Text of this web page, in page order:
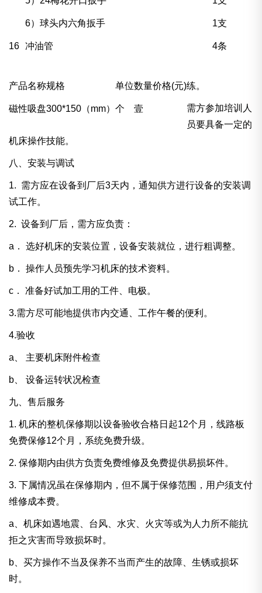
6）球头内六角扳手 1支
16 冲油管 4条
产品名称规格 单位数量价格(元)
磁性吸盘300*150（mm）个 壹
练。
需方参加培训人
员要具备一定的
机床操作技能。
八、安装与调试
1. 需方应在设备到厂后3天内，通知供方进行设备的安装调
试工作。
2. 设备到厂后，需方应负责：
a．选好机床的安装位置，设备安装就位，进行粗调整。
b．操作人员预先学习机床的技术资料。
c．准备好试加工用的工件、电极。
3.需方尽可能地提供市内交通、工作午餐的便利。
4.验收
a、 主要机床附件检查
b、设备运转状况检查
九、售后服务
1. 机床的整机保修期以设备验收合格日起12个月，线路板
免费保修12个月，系统免费升级。
2. 保修期内由供方负责免费维修及免费提供易损坏件。
3. 下属情况虽在保修期内，但不属于保修范围，用户须支付
维修成本费。
a、机床如遇地震、台风、水灾、火灾等或为人力所不能抗
拒之灾害而导致损坏时。
b、买方操作不当及保养不当而产生的故障、生锈或损坏
时。